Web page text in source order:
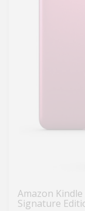
Amazon
Signature